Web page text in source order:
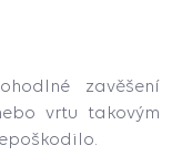
zavěšení
vrtu takovým